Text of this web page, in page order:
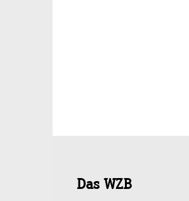
Schnellzugriff
Das WZB